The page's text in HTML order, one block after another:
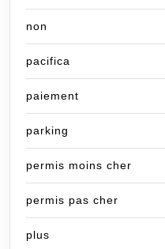
non
pacifica
paiement
parking
permis moins cher
permis pas cher
plus